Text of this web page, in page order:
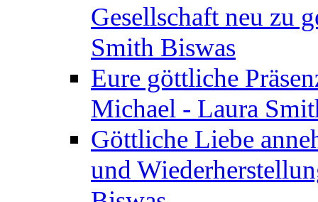
Gesellschaft neu zu
Smith Biswas
Eure göttliche
Michael - Laura
Göttliche Liebe
und